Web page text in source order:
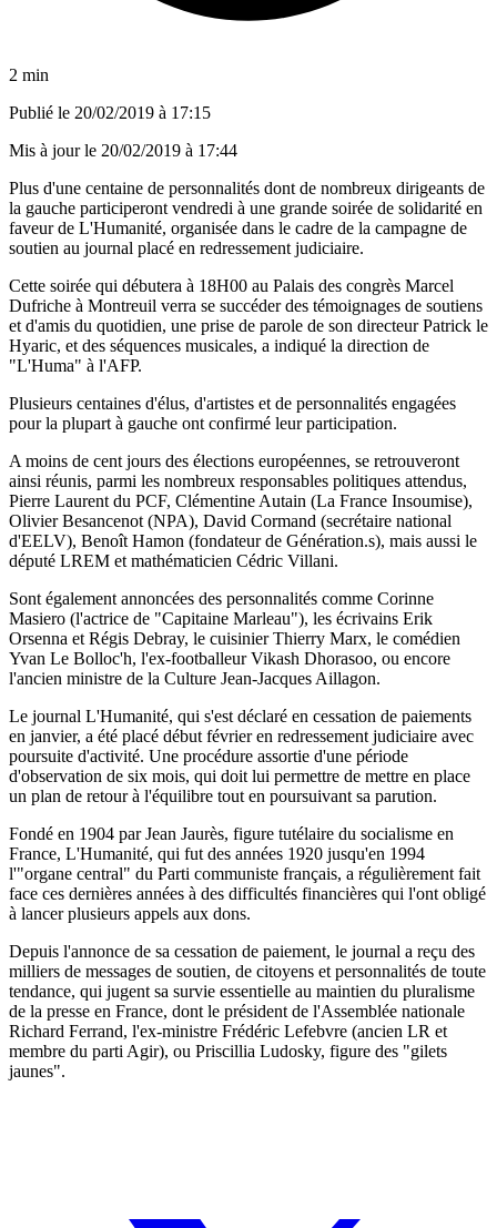
2 min
Publié le 20/02/2019 à 17:15
Mis à jour le 20/02/2019 à 17:44
Plus d'une centaine de personnalités dont de nombreux dirigeants de
la gauche participeront vendredi à une grande soirée de solidarité en
faveur de L'Humanité, organisée dans le cadre de la campagne de
soutien au journal placé en redressement judiciaire.
Cette soirée qui débutera à 18H00 au Palais des congrès Marcel
Dufriche à Montreuil verra se succéder des témoignages de soutiens
et d'amis du quotidien, une prise de parole de son directeur Patrick le
Hyaric, et des séquences musicales, a indiqué la direction de
"L'Huma" à l'AFP.
Plusieurs centaines d'élus, d'artistes et de personnalités engagées
pour la plupart à gauche ont confirmé leur participation.
A moins de cent jours des élections européennes, se retrouveront
ainsi réunis, parmi les nombreux responsables politiques attendus,
Pierre Laurent du PCF, Clémentine Autain (La France Insoumise),
Olivier Besancenot (NPA), David Cormand (secrétaire national
d'EELV), Benoît Hamon (fondateur de Génération.s), mais aussi le
député LREM et mathématicien Cédric Villani.
Sont également annoncées des personnalités comme Corinne
Masiero (l'actrice de "Capitaine Marleau"), les écrivains Erik
Orsenna et Régis Debray, le cuisinier Thierry Marx, le comédien
Yvan Le Bolloc'h, l'ex-footballeur Vikash Dhorasoo, ou encore
l'ancien ministre de la Culture Jean-Jacques Aillagon.
Le journal L'Humanité, qui s'est déclaré en cessation de paiements
en janvier, a été placé début février en redressement judiciaire avec
poursuite d'activité. Une procédure assortie d'une période
d'observation de six mois, qui doit lui permettre de mettre en place
un plan de retour à l'équilibre tout en poursuivant sa parution.
Fondé en 1904 par Jean Jaurès, figure tutélaire du socialisme en
France, L'Humanité, qui fut des années 1920 jusqu'en 1994
l'"organe central" du Parti communiste français, a régulièrement fait
face ces dernières années à des difficultés financières qui l'ont obligé
à lancer plusieurs appels aux dons.
Depuis l'annonce de sa cessation de paiement, le journal a reçu des
milliers de messages de soutien, de citoyens et personnalités de toute
tendance, qui jugent sa survie essentielle au maintien du pluralisme
de la presse en France, dont le président de l'Assemblée nationale
Richard Ferrand, l'ex-ministre Frédéric Lefebvre (ancien LR et
membre du parti Agir), ou Priscillia Ludosky, figure des "gilets
jaunes".